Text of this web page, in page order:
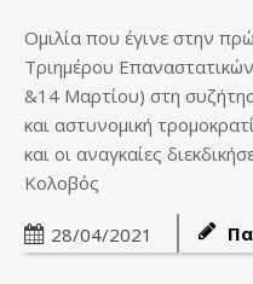
Ομιλία που έγινε στην
Τριημέρου
&14 Μαρτίου) στη
και αστυνομική
και οι αναγκαίες
Κολοβός
28/04/2021